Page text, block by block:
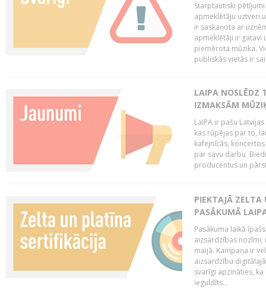
Starptautiski
apmeklētāju uztveri
ir saskaņota ar
apmeklētāji ir gatavi
piemērota mūzika.
publiskās vietās ir
LAIPA NOSLĒDZ
IZMAKSĀM
LaIPA ir pašu
kas rūpējas par to,
kafejnīcās,
par savu darbu.
producentus un
PIEKTAJĀ ZELTA
PASĀKUMĀ
Pasākuma laikā
aizsardzības nozīmi,
maijā. Kampaņa ir
aizsardzību
svarīgi apzināties,
ieguldīts...